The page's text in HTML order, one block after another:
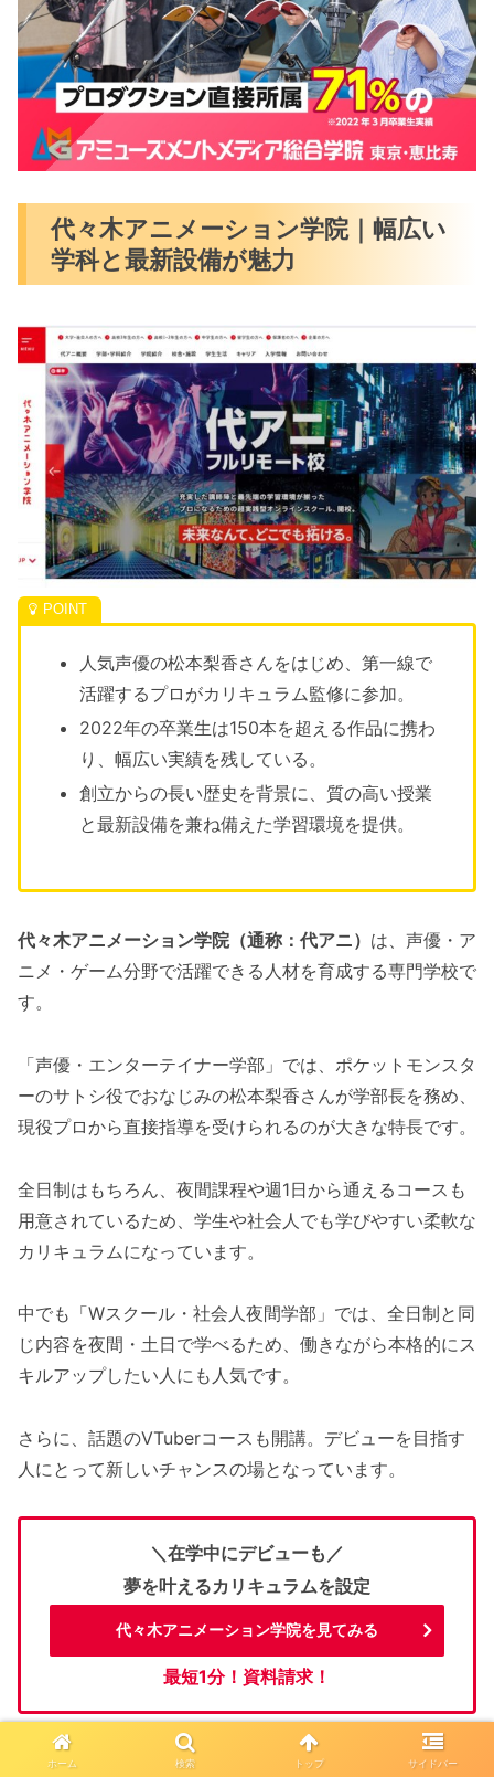
代々木アニメーション学院｜幅広い
学科と最新設備が魅力
人気声優の松本梨香さんをはじめ、第一線で
活躍するプロがカリキュラム監修に参加。
2022年の卒業生は150本を超える作品に携わ
り、幅広い実績を残している。
創立からの長い歴史を背景に、質の高い授業
と最新設備を兼ね備えた学習環境を提供。
代々木アニメーション学院（通称：代アニ） は、声優・ア
ニメ・ゲーム分野で活躍できる人材を育成する専門学校で
す。
「声優・エンターテイナー学部」では、ポケットモンスタ
ーのサトシ役でおなじみの松本梨香さんが学部長を務め、
現役プロから直接指導を受けられるのが大きな特長です。
全日制はもちろん、夜間課程や週1日から通えるコースも
用意されているため、学生や社会人でも学びやすい柔軟な
カリキュラムになっています。
中でも「Wスクール・社会人夜間学部」では、全日制と同
じ内容を夜間・土日で学べるため、働きながら本格的にス
キルアップしたい人にも人気です。
さらに、話題のVTuberコースも開講。デビューを目指す
人にとって新しいチャンスの場となっています。
＼在学中にデビューも／
夢を叶えるカリキュラムを設定
代々木アニメーション学院を見てみる
最短1分！資料請求！
ホーム 検索 トップ サイドバー